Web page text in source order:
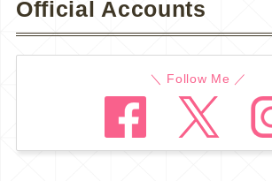
Official Accounts
＼ Follow Me ／